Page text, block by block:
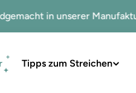
handgemacht in unserer
Tipps zum Streichen